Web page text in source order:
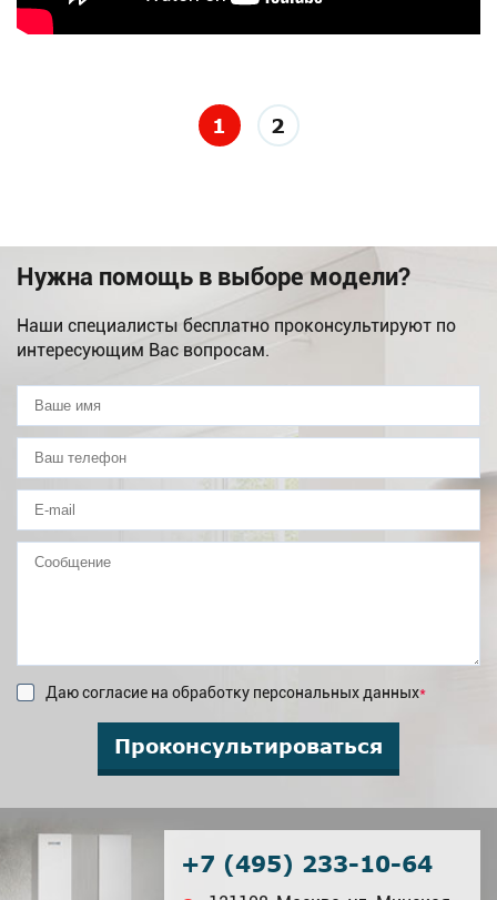
1 2
Нужна помощь в выборе модели?
Наши специалисты бесплатно проконсультируют по
интересующим Вас вопросам.
Даю согласие на обработку персональных данных*
Проконсультироваться
+7 (495) 233-10-64